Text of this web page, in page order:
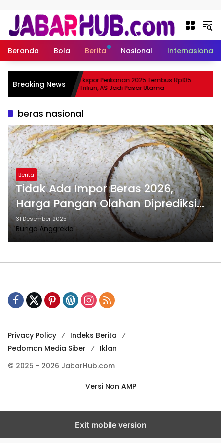
Beranda Bola Berita Nasional Internasional
Breaking News
Suzuki?
Ekspor Perikanan 2025 Tembus Rp105
Triliun, AS Jadi Pasar Utama
beras nasional
Berita
Tidak Ada Impor Beras 2026,
Harga Pangan Olahan Diprediksi
Naik
31 Desember 2025
Bunga Anggrekia
Privacy Policy
Indeks Berita
Pedoman Media Siber
Iklan
© 2025 - 2026 JabarHub.com
Versi Non AMP
Exit mobile version